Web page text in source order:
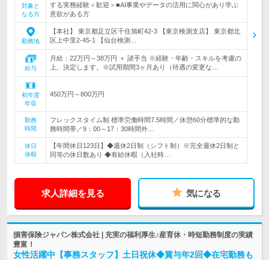
対象と
なる方
する実務経験＜歓迎＞■AI事業やデータの活用に関心があり学ぶ
意欲がある方
勤務地
【本社】 東京都足立区千住旭町42-3 【東京検測支店】 東京都北
区上中里2-45-1 【仙台検測…
給与
月給：22万円～38万円 ＋ 諸手当 ※経験・年齢・スキルを考慮の
上、決定します。※試用期間3ヶ月あり（待遇の変更な…
初年度
年収
450万円～800万円
勤務
時間
フレックスタイム制 標準労働時間7.5時間／休憩60分標準的な勤
務時間帯／9：00～17：30時間外…
休日
休暇
【年間休日123日】◆週休2日制（シフト制）※完全週休2日制と
同等の休日数あり ◆有給休暇（入社時…
求人詳細を見る 気になる
損害保険ジャパン株式会社 | 充実の福利厚生♪産育休・時短勤務制度の実績
豊富！
女性活躍中【事務スタッフ】土日祝休◆賞与年2回◆在宅勤務も